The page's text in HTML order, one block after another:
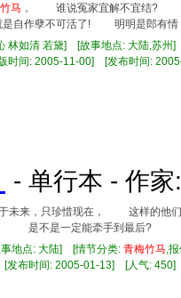
马 ， 谁说冤家宜解不宜结? 为
自作孽不可活了! 明明是郎有情
林如清 若黛] [故事地点: 大陆,苏
时间: 2005-11-00] [发布时间:
- 单行本 - 作
来，只珍惜现在， 这样的他
是不是一定能牵手到最后?
地点: 大陆] [情节分类: 青梅竹马 ,
发布时间: 2005-01-13] [人气: